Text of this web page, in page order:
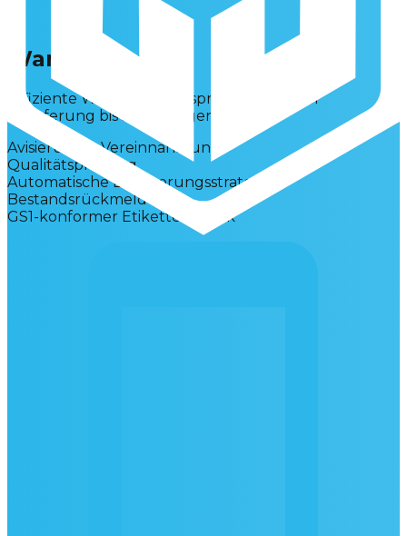
Wareneingang
Effiziente Wareneingangsprozesse von der
Anlieferung bis zur Einlagerung
Avisierung & Vereinnahmung
Qualitätsprüfung
Automatische Einlagerungsstrategien
Bestandsrückmeldung
GS1-konformer Etikettendruck